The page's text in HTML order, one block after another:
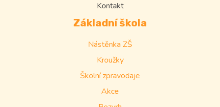
Kontakt
Základní škola
Nástěnka ZŠ
Kroužky
Školní zpravodaje
Akce